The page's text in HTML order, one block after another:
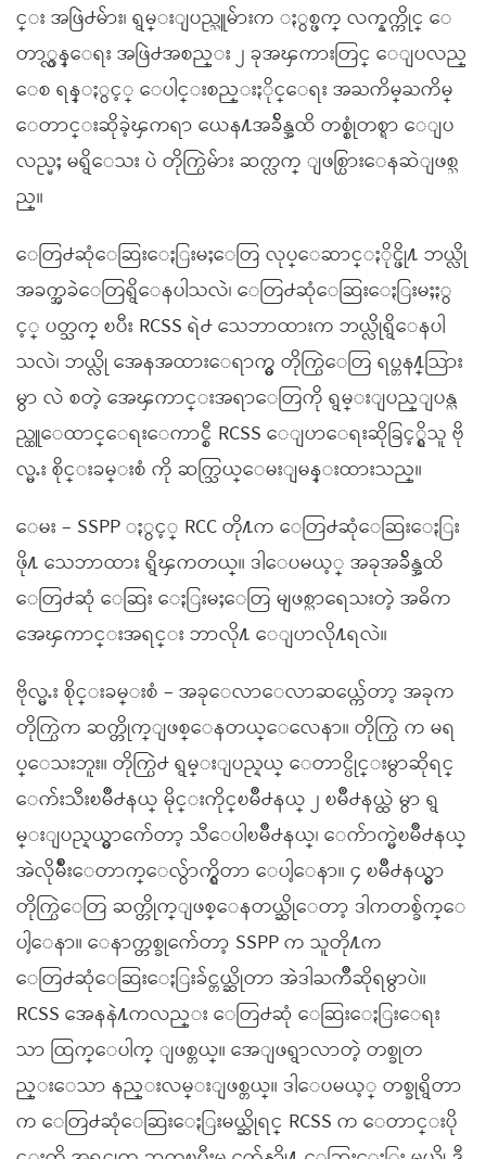
င္း အဖြဲ႕မ်ား၊ ရွမ္းျပည္သူမ်ားက ႏွစ္ဖက္ လက္နက္ကိုင္ ေ
တာ္လွန္ေရး အဖြဲ႕အစည္း ၂ ခုအၾကားတြင္ ေျပလည္
ေစ ရန္ႏွင့္ ေပါင္းစည္းႏိုင္ေရး အႀကိမ္ႀကိမ္
ေတာင္းဆိုခဲ့ၾကရာ ယေန႔အခ်ိန္အထိ တစ္စုံတစ္ရာ ေျပ
လည္မႈ မရွိေသး ပဲ တိုက္ပြဲမ်ား ဆက္လက္ ျဖစ္ပြားေနဆဲျဖစ္သ
ည္။
ေတြ႕ဆုံေဆြးေႏြးမႈေတြ လုပ္ေဆာင္ႏိုင္ဖို႔ ဘယ္လို
အခက္အခဲေတြရွိေနပါသလဲ၊ ေတြ႕ဆုံေဆြးေႏြးမႈႏွ
င့္ ပတ္သက္ ၿပီး RCSS ရဲ႕ သေဘာထားက ဘယ္လိုရွိေနပါ
သလဲ၊ ဘယ္လို အေနအထားေရာက္မွ တိုက္ပြဲေတြ ရပ္တန႔္သြား
မွာ လဲ စတဲ့ အေၾကာင္းအရာေတြကို ရွမ္းျပည္ျပန္လ
ည္ထူေထာင္ေရးေကာင္စီ RCSS ေျပာေရးဆိုခြင့္ရွိသူ ဗို
လ္မႉး စိုင္းခမ္းစံ ကို ဆက္သြယ္ေမးျမန္းထားသည္။
ေမး – SSPP ႏွင့္ RCC တို႔က ေတြ႕ဆုံေဆြးေႏြး
ဖို႔ သေဘာထား ရွိၾကတယ္။ ဒါေပမယ့္ အခုအခ်ိန္အထိ
ေတြ႕ဆုံ ေဆြး ေႏြးမႈေတြ မျဖစ္လာရေသးတဲ့ အဓိက
အေၾကာင္းအရင္း ဘာလို႔ ေျပာလို႔ရလဲ။
ဗိုလ္မႉး စိုင္းခမ္းစံ – အခုေလာေလာဆယ္က်ေတာ့ အခုက
တိုက္ပြဲက ဆက္တိုက္ျဖစ္ေနတယ္ေလေနာ။ တိုက္ပြဲ က မရ
ပ္ေသးဘူး။ တိုက္ပြဲ႕ ရွမ္းျပည္နယ္ ေတာင္ပိုင္းမွာဆိုရင္
ေက်းသီးၿမိဳ႕နယ္ မိုင္းကိုင္ၿမိဳ႕နယ္ ၂ ၿမိဳ႕နယ္ထဲ မွာ ရွ
မ္းျပည္နယ္မွာက်ေတာ့ သီေပါၿမိဳ႕နယ္၊ ေက်ာက္မဲၿမိဳ႕နယ္
အဲလိုမ်ိဳးေတာက္ေလွ်ာက္ရွိတာ ေပါ့ေနာ။ ၄ ၿမိဳ႕နယ္မွာ
တိုက္ပြဲေတြ ဆက္တိုက္ျဖစ္ေနတယ္ဆိုေတာ့ ဒါကတစ္ခ်က္ေ
ပါ့ေနာ။ ေနာက္တစ္ခုက်ေတာ့ SSPP က သူတို႔က
ေတြ႕ဆုံေဆြးေႏြးခ်င္တယ္ဆိုတာ အဲဒါႀကိဳဆိုရမွာပဲ။
RCSS အေနနဲ႔ကလည္း ေတြ႕ဆုံ ေဆြးေႏြးေရး
သာ ထြက္ေပါက္ ျဖစ္တယ္။ အေျဖရွာလာတဲ့ တစ္ခုတ
ည္းေသာ နည္းလမ္းျဖစ္တယ္။ ဒါေပမယ့္ တစ္ခုရွိတာ
က ေတြ႕ဆုံေဆြးေႏြးမယ္ဆိုရင္ RCSS က ေတာင္းပို